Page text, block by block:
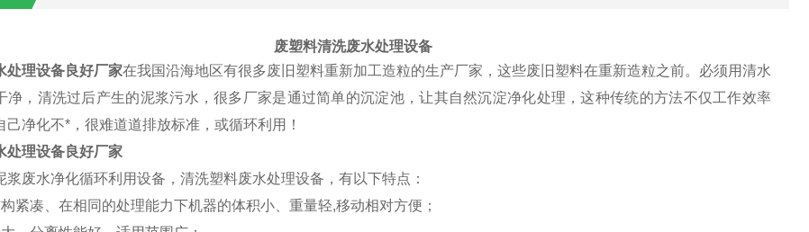
废塑料清洗废水处理设备
处理设备良好厂家在我国沿海地区有很多废旧塑料重新加工造粒的生产厂家，这些废旧塑料在重新造粒之前。必须用清水
净，清洗过后产生的泥浆污水，很多厂家是通过简单的沉淀池，让其自然沉淀净化处理，这种传统的方法不仅工作效率
己净化不*，很难道道排放标准，或循环利用！
处理设备良好厂家
浆废水净化循环利用设备，清洗塑料废水处理设备，有以下特点：
紧凑、在相同的处理能力下机器的体积小、重量轻,移动相对方便；